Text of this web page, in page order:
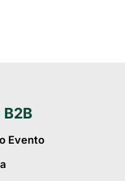
Evento